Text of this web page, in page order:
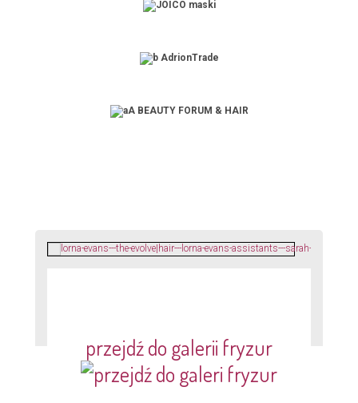
przejdź do galerii fryzur